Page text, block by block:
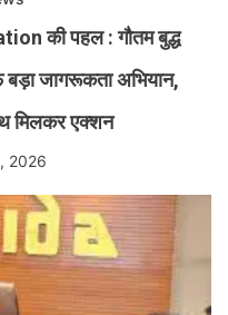
की पहल : गौतम बुद्ध
जागरूकता अभियान,
मिलकर एक्शन
2026